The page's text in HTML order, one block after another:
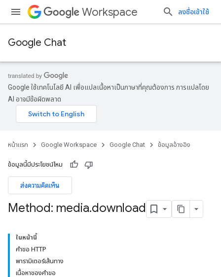
Workspace ลงชื่อเข้าใช้
Google Chat
Google ใช้เทคโนโลยี AI เพื่อแปลเนื้อหาเป็นภาษาที่คุณต้องการ การแปลโดย
AI อาจมีข้อผิดพลาด
หน้าแรก Google Workspace Google Chat ข้อมูลอ้างอิง
ข้อมูลนี้มีประโยชน์ไหม
ส่งความคิดเห็น
Method: media.download
ในหน้านี้
คำขอ HTTP
พารามิเตอร์เส้นทาง
เนื้อหาของคำขอ